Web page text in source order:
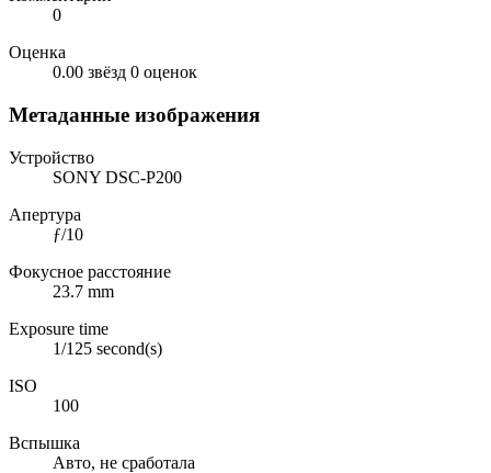
0
Оценка
0.00 звёзд 0 оценок
Метаданные изображения
Устройство
SONY DSC-P200
Апертура
ƒ/10
Фокусное расстояние
23.7 mm
Exposure time
1/125 second(s)
ISO
100
Вспышка
Авто, не сработала